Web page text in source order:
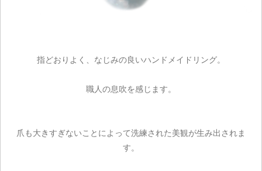
指どおりよく、なじみの良いハンドメイドリング。
職人の息吹を感じます。
爪も大きすぎないことによって洗練された美観が生み出されま
す。